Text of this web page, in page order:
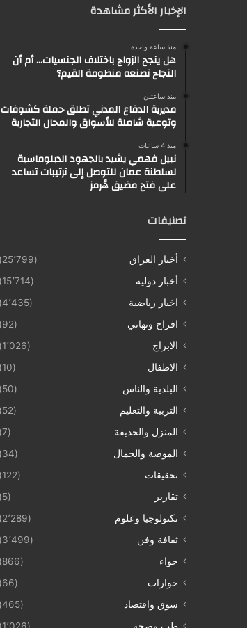
الإخبار الأكثر مشاهدة
منذ ساعة واحدة
هل ينجح الزواج باختلاف الجنسيات… أم أن
النجاح تصنعه منظومة القيم؟
منذ ساعتين
مديرية الدفاع المدني تطلق حملة كشوفات
وتوعية شاملة للأسواق والمحال التجارية
منذ 4 ساعات
نبيل فهمي يشيد بالجهود الدبلوماسية
لسلطنة عمان للتوصل إلى ترتيبات تساعد
على فتح مضيق هُرمز
تصنيفات
أخبار العراق
(25٬799)
أخبار دولية
(15٬714)
اخبار رياضية
(4٬435)
افراح وتهاني
(92)
الابراج
(1٬026)
الاطفال
(10)
البلدية والناس
(50)
التربية والتعليم
(52)
المنزل والحديقة
(7)
الموضة والجمال
(34)
تحقيقات
(122)
تقارير
(5)
تكنولوجيا وعلوم
(2٬289)
ثقافة وفن
(3٬499)
حواء
(866)
حوارات
(66)
سوق واقتصاد
(465)
طب وصحة
(1٬026)